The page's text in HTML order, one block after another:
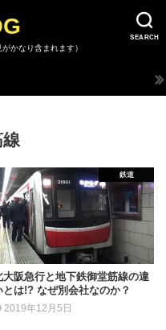
SEARCH
かなり含まれます）
鉄道
大阪急行と地下鉄御堂筋線の違
とは!? なぜ別会社なのか？
2019年12月5日